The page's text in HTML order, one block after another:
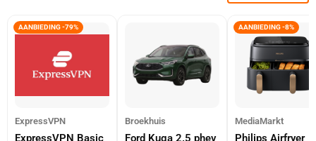
AANBIEDING -79%
ExpressVPN
ExpressVPN Basic
Broekhuis
Ford Kuga 2.5 phev
AANBIEDING -8%
MediaMarkt
Philips Airfryer